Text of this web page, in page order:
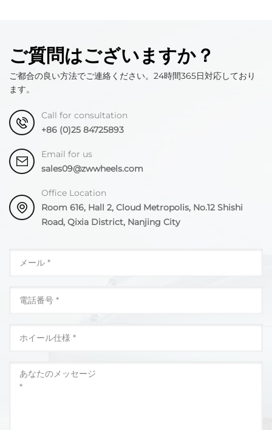
ご質問はございますか？
ご都合の良い方法でご連絡ください。24時間365日対応しており
ます。
Call for consultation
+86 (0)25 84725893
Email for us
sales09@zwwheels.com
Office Location
Room 616, Hall 2, Cloud Metropolis, No.12 Shishi
Road, Qixia District, Nanjing City